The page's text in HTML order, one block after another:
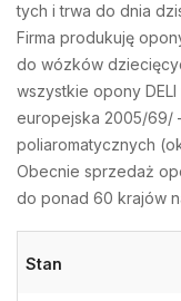
tych i trwa do dnia
Firma produkuję
do wózków
wszystkie opony
europejska 2005/69/
poliaromatycznych
Obecnie sprzedaż
do ponad 60 krajów
Stan